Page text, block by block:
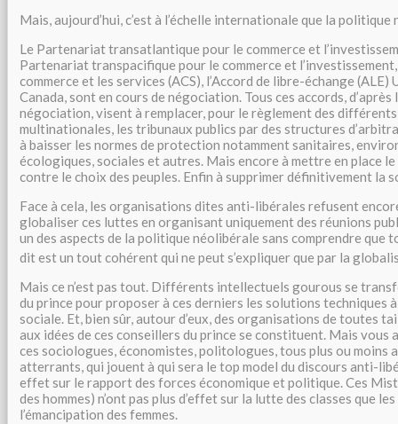
Mais, aujourd’hui, c’est à l’échelle internationale que la politique
Le Partenariat transatlantique pour le commerce et
Partenariat transpacifique pour le commerce et l’investissement,
commerce et les services (ACS), l’Accord de libre-échange (ALE)
Canada, sont en cours de négociation. Tous ces accords, d’après
négociation, visent à remplacer, pour le règlement des
multinationales, les tribunaux publics par des structures
à baisser les normes de protection notamment sanitaires,
écologiques, sociales et autres. Mais encore à mettre en place
contre le choix des peuples. Enfin à supprimer définitivement la
Face à cela, les organisations dites anti-libérales refusent
globaliser ces luttes en organisant uniquement des réunions
un des aspects de la politique néolibérale sans comprendre que
dit est un tout cohérent qui ne peut s’expliquer que par la
Mais ce n’est pas tout. Différents intellectuels gourous se
du prince pour proposer à ces derniers les solutions techniques
sociale. Et, bien sûr, autour d’eux, des organisations de toutes
aux idées de ces conseillers du prince se constituent. Mais vous
ces sociologues, économistes, politologues, tous plus ou moins
atterrants, qui jouent à qui sera le top model du discours anti-
effet sur le rapport des forces économique et politique. Ces
des hommes) n’ont pas plus d’effet sur la lutte des classes que
l’émancipation des femmes.